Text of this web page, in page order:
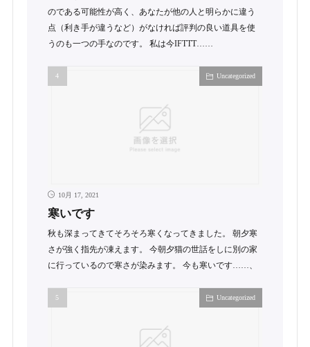
のである可能性が高く、あなたが他の人と明らかに違う
点（利き手が違うなど）がなければ評判の良い道具を使
うのも一つの手なのです。 私は今IFTTT……
Uncategorized
10月 17, 2021
寒いです
秋も深まってきてそろそろ寒くなってきました。 朝夕寒
さが強く指先が凍えます。 今朝夕猫の世話をしに別の家
に行っているので寒さが染みます。 今も寒いです……、
Uncategorized